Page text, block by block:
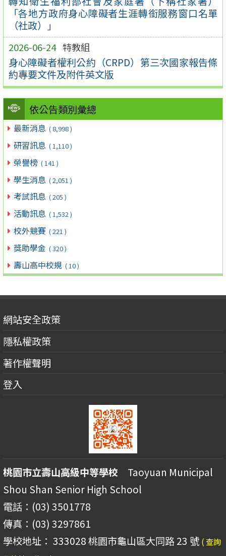
「各地方政府身心障礙者生涯轉銜服務窗口名單
（社政）」
2026-06-24 特教組
身心障礙者權利公約（CRPD）第三次國家報告條
約專要文件及附件英文版
依公告類別彙總
最新消息 ( 8,998 )
研習訊息 ( 1,110 )
榮譽榜 ( 141 )
學生消息 ( 2,051 )
考試訊息 ( 205 )
活動訊息 ( 1,532 )
校外競賽 ( 221 )
獎助學金 ( 320 )
壽山高中校規 ( 10 )
網站安全政策
隱私權政策
著作權聲明
登入
桃園市立壽山高級中等學校 Taoyuan Municipal
Shou Shan Senior High School
電話：(03) 3501778
傳真：(03) 3297861
學校地址： 333028 桃園市龜山區大同路 23 號 ( 查詢